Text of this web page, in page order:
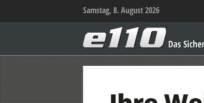
Samstag, 8. August 2026
–
Das
Sicherheitsportal